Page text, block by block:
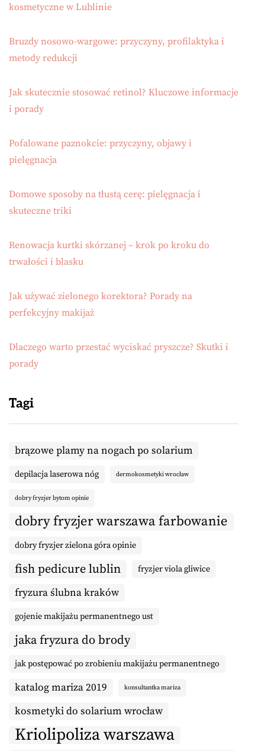
kosmetyczne w Lublinie
Bruzdy nosowo-wargowe: przyczyny, profilaktyka i
metody redukcji
Jak skutecznie stosować retinol? Kluczowe informacje
i porady
Pofalowane paznokcie: przyczyny, objawy i
pielęgnacja
Domowe sposoby na tłustą cerę: pielęgnacja i
skuteczne triki
Renowacja kurtki skórzanej – krok po kroku do
trwałości i blasku
Jak używać zielonego korektora? Porady na
perfekcyjny makijaż
Dlaczego warto przestać wyciskać pryszcze? Skutki i
porady
Tagi
brązowe plamy na nogach po solarium
depilacja laserowa nóg dermokosmetyki wrocław
dobry fryzjer bytom opinie
dobry fryzjer warszawa farbowanie
dobry fryzjer zielona góra opinie
fish pedicure lublin fryzjer viola gliwice
fryzura ślubna kraków
gojenie makijażu permanentnego ust
jaka fryzura do brody
jak postępować po zrobieniu makijażu permanentnego
katalog mariza 2019 konsultantka mariza
kosmetyki do solarium wrocław
Kriolipoliza warszawa